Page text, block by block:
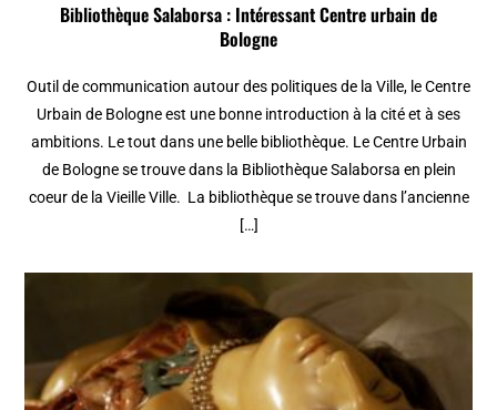
Bibliothèque Salaborsa : Intéressant Centre urbain de
Bologne
Outil de communication autour des politiques de la Ville, le Centre
Urbain de Bologne est une bonne introduction à la cité et à ses
ambitions. Le tout dans une belle bibliothèque. Le Centre Urbain
de Bologne se trouve dans la Bibliothèque Salaborsa en plein
coeur de la Vieille Ville. La bibliothèque se trouve dans l’ancienne
[…]